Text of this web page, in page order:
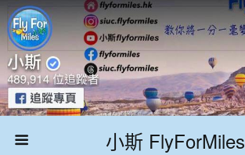
小斯 FlyForMiles